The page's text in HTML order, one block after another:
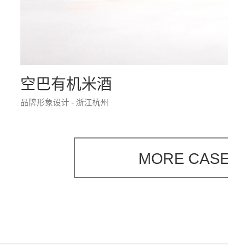
空巴有机米酒
品牌形象设计 - 浙江杭州
MORE